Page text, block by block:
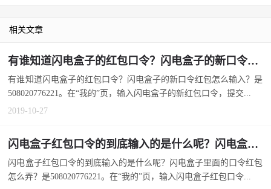
相关文章
有谁知道闪电盒子的红包口令？闪电盒子的新口令红包怎么输入？
有谁知道闪电盒子的红包口令？闪电盒子的新口令红包怎么输入？是
508020776221。在“我的”页，输入闪电盒子的新红包口令，提交...
2019-10-27
闪电盒子红包口令的到底输入的是什么呢？闪电盒子里面的口令红包怎么弄？
闪电盒子红包口令的到底输入的是什么呢？闪电盒子里面的口令红包
怎么弄？是508020776221。在“我的”页，输入闪电盒子红包口令...